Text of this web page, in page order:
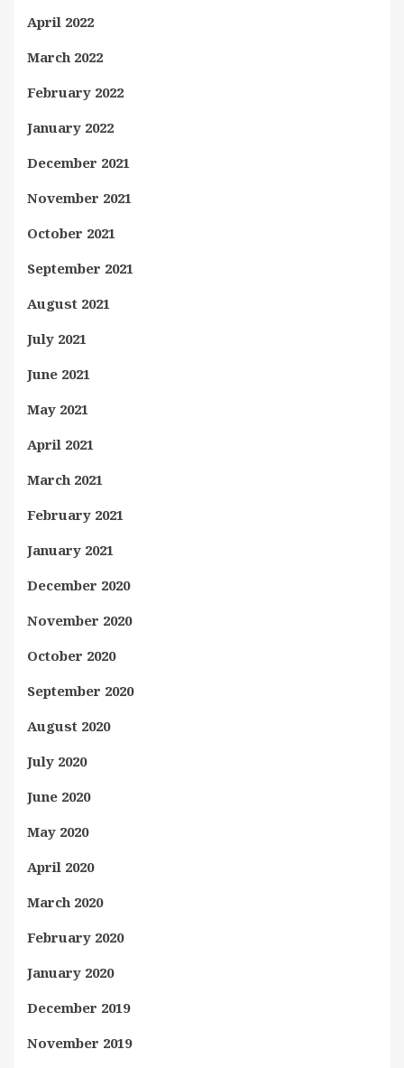
April 2022
March 2022
February 2022
January 2022
December 2021
November 2021
October 2021
September 2021
August 2021
July 2021
June 2021
May 2021
April 2021
March 2021
February 2021
January 2021
December 2020
November 2020
October 2020
September 2020
August 2020
July 2020
June 2020
May 2020
April 2020
March 2020
February 2020
January 2020
December 2019
November 2019